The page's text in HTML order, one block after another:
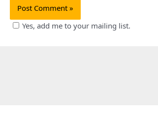
Yes, add me to your mailing list.